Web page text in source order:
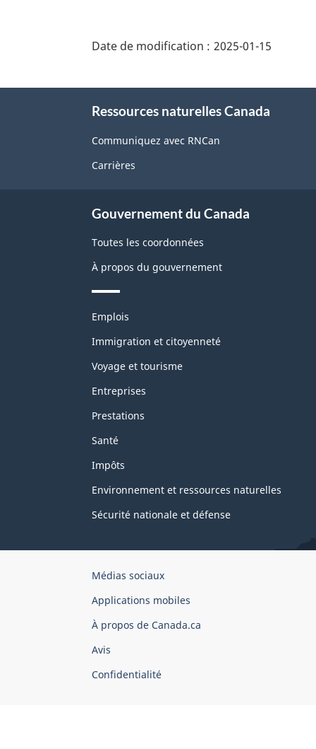
de
page"
Date de modification : 2025-01-15
Ressources naturelles Canada
Communiquez avec RNCan
Carrières
Gouvernement du Canada
Toutes les coordonnées
À propos du gouvernement
Thèmes
sujets
Emplois
Immigration et citoyenneté
Voyage et tourisme
Entreprises
Prestations
Santé
Impôts
Environnement et ressources naturelles
Sécurité nationale et défense
Organisation
gouvernement
du
Canada
Médias sociaux
Applications mobiles
À propos de Canada.ca
Avis
Confidentialité